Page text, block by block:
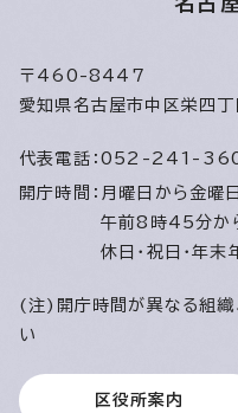
〒460-8447
愛知県名古屋市中区栄四
代表電話： 052-241-
開庁時間： 月曜日から金曜
午前8時45分か
休日・祝日・年末
(注)開庁時間が異なる組織
い
区役所案内